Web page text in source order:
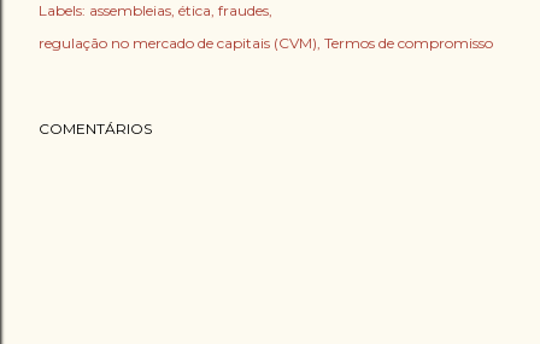
Labels: assembleias ética fraudes
regulação no mercado de capitais (CVM) Termos de compromisso
COMENTÁRIOS